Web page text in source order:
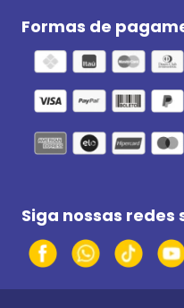
Formas de
Siga nossas redes